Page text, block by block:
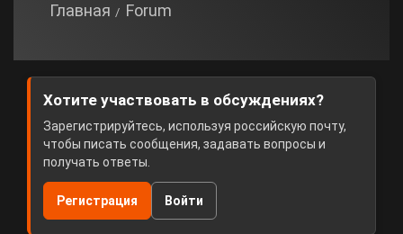
Главная Forum
Хотите участвовать в обсуждениях?
Зарегистрируйтесь, используя российскую почту,
чтобы писать сообщения, задавать вопросы и
получать ответы.
Регистрация Войти